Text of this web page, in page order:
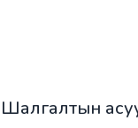
Шалгалтын